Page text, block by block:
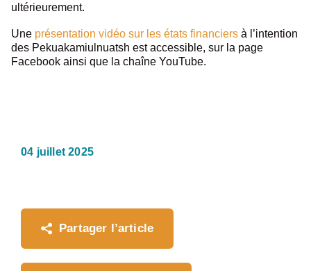
ultérieurement.
Une présentation vidéo sur les états financiersà l’intention
des Pekuakamiulnuatsh est accessible, sur la page
Facebook ainsi que la chaîne YouTube.
04 juillet 2025
Partager l’article